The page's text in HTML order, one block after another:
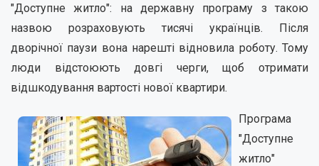
"Доступне житло": на державну програму з такою
назвою розраховують тисячі українців. Після
дворічної паузи вона нарешті відновила роботу. Тому
люди відстоюють довгі черги, щоб отримати
відшкодування вартості нової квартири.
Програма
"Доступне
житло"